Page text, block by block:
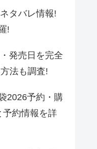
タバレ情報!
!
発売日を完全
法も調査!
2026予約・購
予約情報を詳